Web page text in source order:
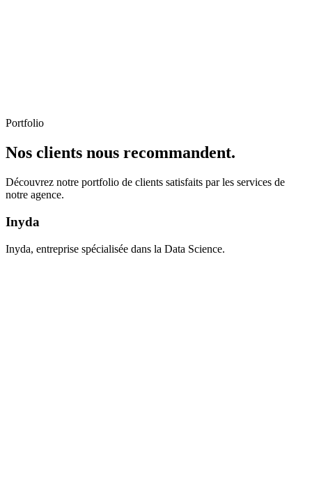
Portfolio
Nos clients nous recommandent.
Découvrez notre portfolio de clients satisfaits par les services de
notre agence.
Inyda
Inyda, entreprise spécialisée dans la Data Science.